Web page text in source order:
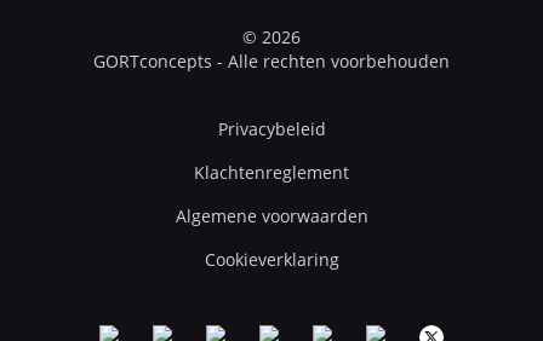
© 2026
GORTconcepts - Alle rechten voorbehouden
Privacybeleid
Klachtenreglement
Algemene voorwaarden
Cookieverklaring